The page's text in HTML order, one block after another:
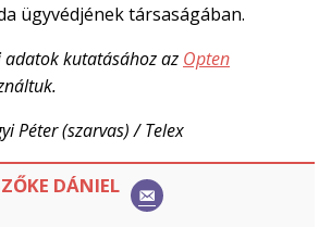
ügyvédjének társaságában.
adatok kutatásához az Opten
Péter (szarvas) / Telex
DÁNIEL